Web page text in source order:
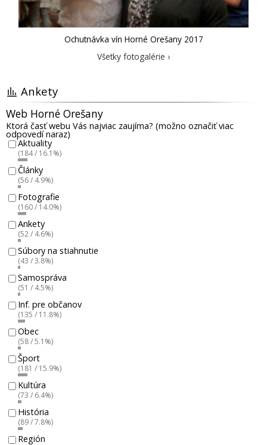
Ochutnávka vín Horné Orešany 2017
Všetky fotogalérie ›
Ankety
Web Horné Orešany
Ktorá časť webu Vás najviac zaujíma? (možno označiť viac
odpovedí naraz)
Aktuality
(184 / 16.1%)
Články
(56 / 4.9%)
Fotografie
(160 / 14.0%)
Ankety
(52 / 4.6%)
Súbory na stiahnutie
(43 / 3.8%)
Samospráva
(51 / 4.5%)
Inf. pre občanov
(135 / 11.8%)
Obec
(58 / 5.1%)
Šport
(181 / 15.9%)
Kultúra
(73 / 6.4%)
História
(89 / 7.8%)
Región